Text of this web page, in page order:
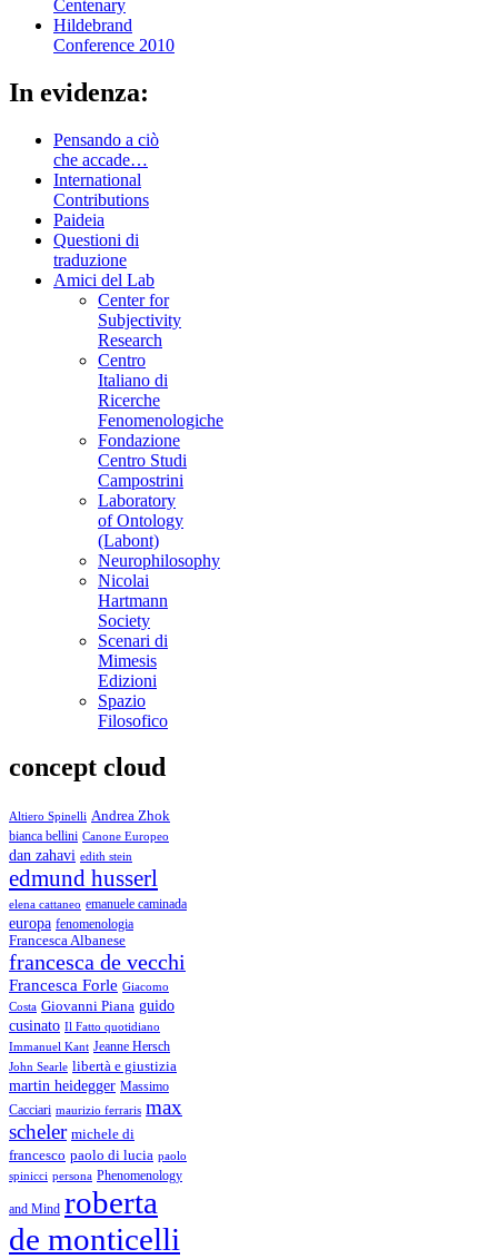
Centenary
Hildebrand
Conference 2010
In evidenza:
Pensando a ciò
che accade…
International
Contributions
Paideia
Questioni di
traduzione
Amici del Lab
Center for
Subjectivity
Research
Centro
Italiano di
Ricerche
Fenomenologiche
Fondazione
Centro Studi
Campostrini
Laboratory
of Ontology
(Labont)
Neurophilosophy
Nicolai
Hartmann
Society
Scenari di
Mimesis
Edizioni
Spazio
Filosofico
concept cloud
Altiero Spinelli Andrea Zhok
bianca bellini Canone Europeo
dan zahavi edith stein
edmund husserl
elena cattaneo emanuele caminada
europa fenomenologia
Francesca Albanese
francesca de vecchi
Francesca Forle Giacomo
Costa Giovanni Piana guido
cusinato Il Fatto quotidiano
Immanuel Kant Jeanne Hersch
John Searle libertà e giustizia
martin heidegger Massimo
Cacciari maurizio ferraris max
scheler michele di
francesco paolo di lucia paolo
spinicci persona Phenomenology
and Mind roberta
de monticelli